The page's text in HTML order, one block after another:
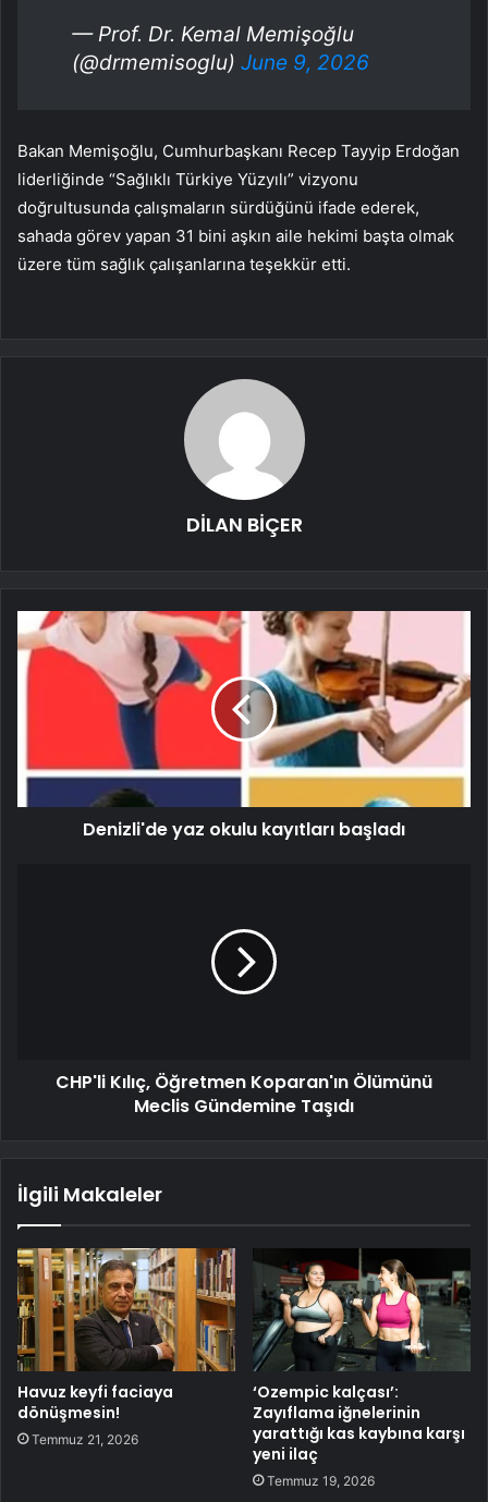
— Prof. Dr. Kemal Memişoğlu
(@drmemisoglu) June 9, 2026
Bakan Memişoğlu, Cumhurbaşkanı Recep Tayyip Erdoğan
liderliğinde “Sağlıklı Türkiye Yüzyılı” vizyonu
doğrultusunda çalışmaların sürdüğünü ifade ederek,
sahada görev yapan 31 bini aşkın aile hekimi başta olmak
üzere tüm sağlık çalışanlarına teşekkür etti.
DİLAN BİÇER
Denizli'de yaz okulu kayıtları başladı
CHP'li Kılıç, Öğretmen Koparan'ın Ölümünü
Meclis Gündemine Taşıdı
İlgili Makaleler
Havuz keyfi faciaya
dönüşmesin!
Temmuz 21, 2026
‘Ozempic kalçası’:
Zayıflama iğnelerinin
yarattığı kas kaybına karşı
yeni ilaç
Temmuz 19, 2026